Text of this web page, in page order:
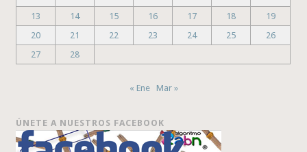
13
14 15 16 17 18
19
20
21 22 23 24 25
26
27
28
« Ene Mar »
ÚNETE A NUESTROS FACEBOOK